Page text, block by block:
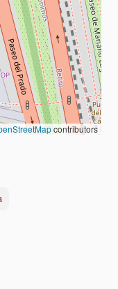
contributors